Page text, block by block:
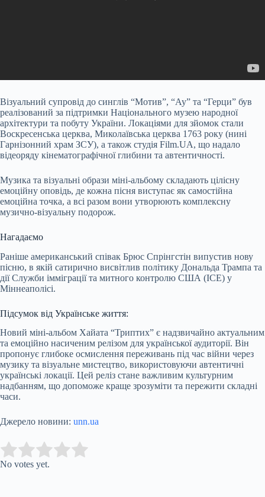
Візуальний супровід до синглів “Мотив”, “Ау” та “Герци” був
реалізований за підтримки Національного музею народної
архітектури та побуту України. Локаціями для зйомок стали
Воскресенська церква, Миколаївська церква 1763 року (нині
Гарнізонний храм ЗСУ), а також студія Film.UA, що надало
відеоряду кінематографічної глибини та автентичності.
Музика та візуальні образи міні-альбому складають цілісну
емоційну оповідь, де кожна пісня виступає як самостійна
емоційна точка, а всі разом вони утворюють комплексну
музично-візуальну подорож.
Нагадаємо
Раніше американський співак Брюс Спрінгстін випустив нову
пісню, в якій сатирично висвітлив політику Дональда Трампа та
дії Служби імміграції та митного контролю США (ICE) у
Міннеаполісі.
Підсумок від Українське життя:
Новий міні-альбом Хайата “Триптих” є надзвичайно актуальним
та емоційно насиченим релізом для української аудиторії. Він
пропонує глибоке осмислення переживань під час війни через
музику та візуальне мистецтво, використовуючи автентичні
українські локації. Цей реліз стане важливим культурним
надбанням, що допоможе краще зрозуміти та пережити складні
часи.
Джерело новини: unn.ua
Rate this item:
No votes yet.